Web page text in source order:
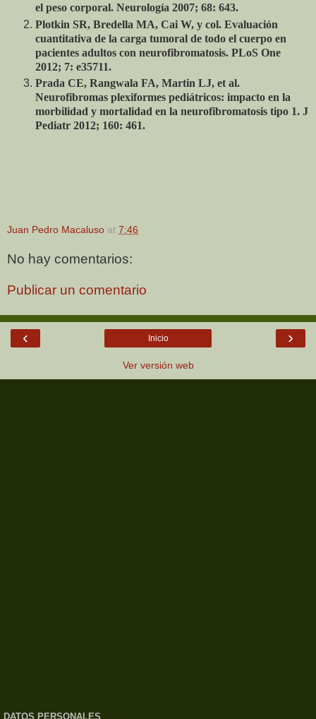
el peso corporal. Neurología 2007; 68: 643.
Plotkin SR, Bredella MA, Cai W, y col. Evaluación
cuantitativa de la carga tumoral de todo el cuerpo en
pacientes adultos con neurofibromatosis. PLoS One
2012; 7: e35711.
Prada CE, Rangwala FA, Martin LJ, et al.
Neurofibromas plexiformes pediátricos: impacto en la
morbilidad y mortalidad en la neurofibromatosis tipo 1. J
Pediatr 2012; 160: 461.
Juan Pedro Macaluso at 7:46
No hay comentarios:
Publicar un comentario
‹ ›
Inicio
Ver versión web
DATOS PERSONALES